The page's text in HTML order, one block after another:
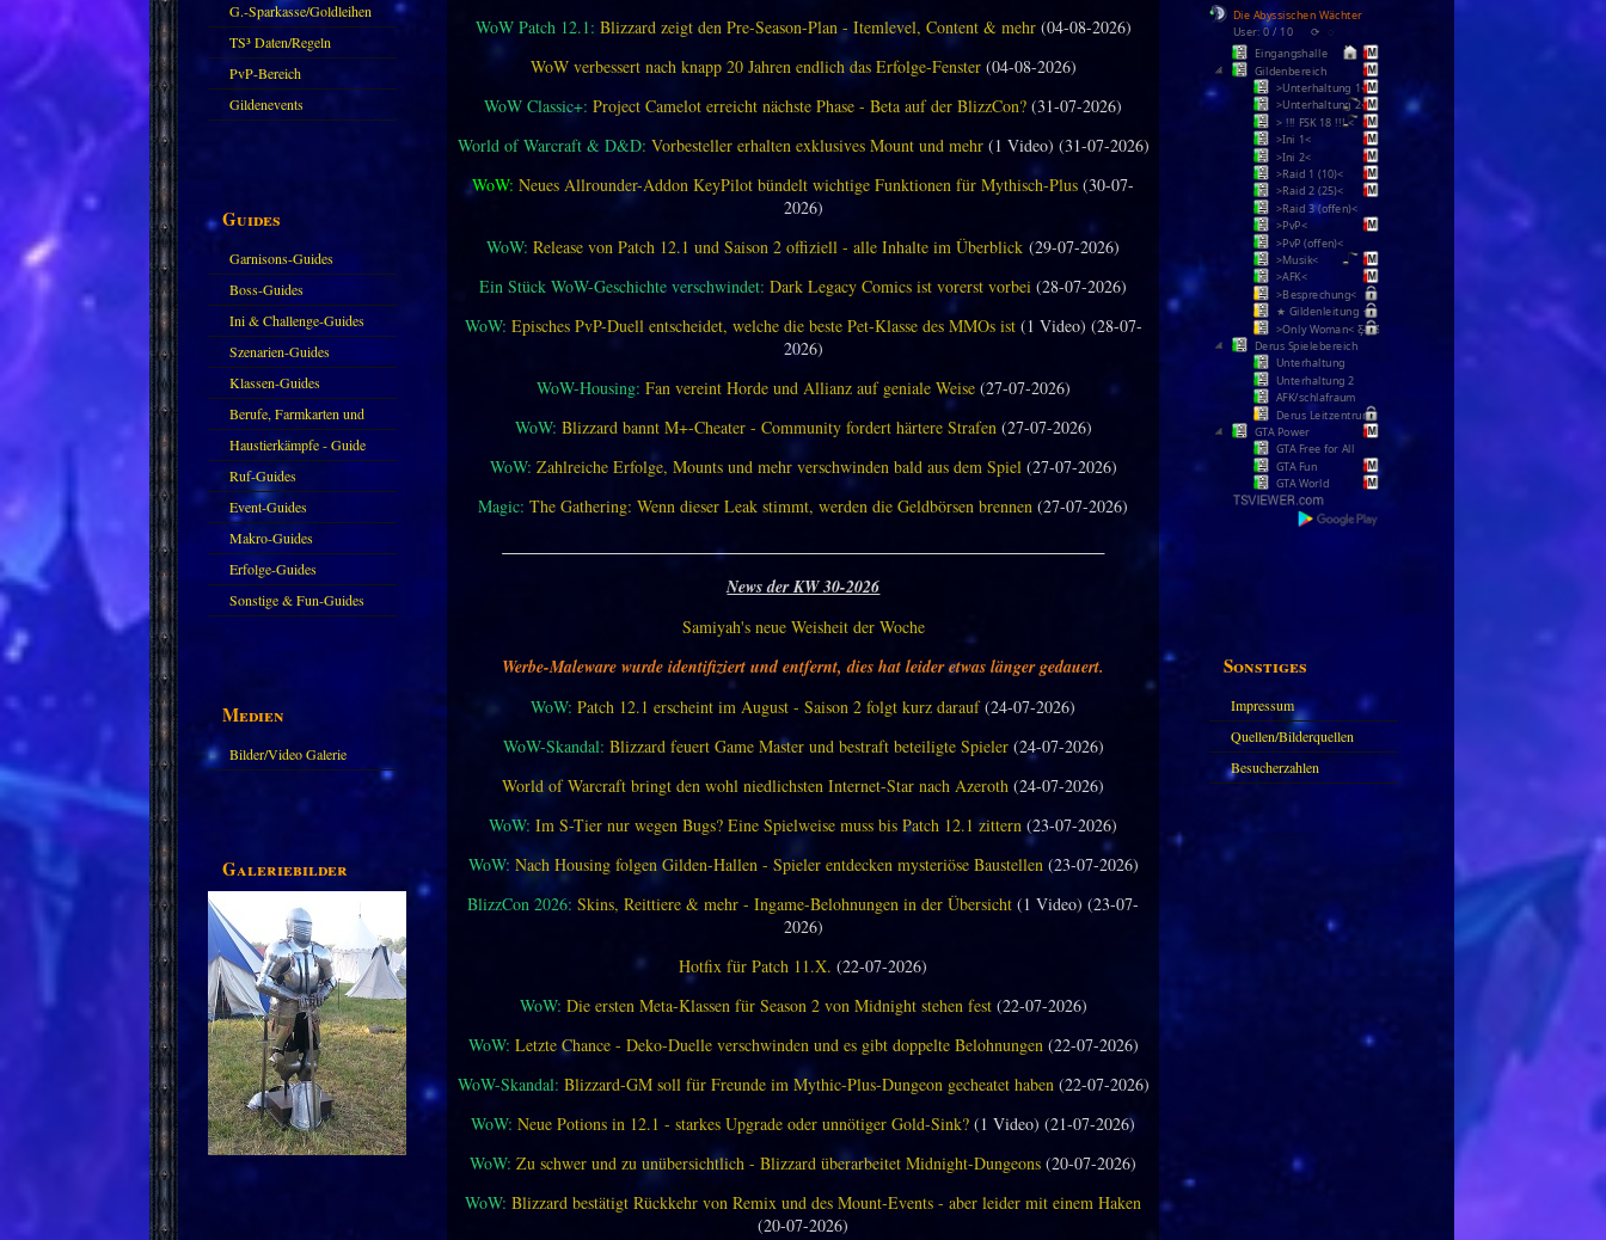
G.-Sparkasse/Goldleihen
TS³ Daten/Regeln
PvP-Bereich
Gildenevents
Guides
Garnisons-Guides
Boss-Guides
Ini & Challenge-Guides
Szenarien-Guides
Klassen-Guides
Berufe, Farmkarten und
Haustiere
Haustierkämpfe - Guide
Ruf-Guides
Event-Guides
Makro-Guides
Erfolge-Guides
Sonstige & Fun-Guides
Medien
Bilder/Video Galerie
Galeriebilder
Die Abyssischen Wächter
User: 0 / 10 ⟳
Eingangshalle
Gildenbereich
>Unterhaltung 1<
>Unterhaltung 2<
> !!! FSK 18 !!! <
>Ini 1<
>Ini 2<
>Raid 1 (10)<
>Raid 2 (25)<
>Raid 3 (offen)<
>PvP<
>PvP (offen)<
>Musik<
>AFK<
>Besprechung<
★ Gildenleitung ★
>Only Woman< Ƹ̵̡Ӝ̵̨̄Ʒ
Derus Spielebereich
Unterhaltung
Unterhaltung 2
AFK/schlafraum
Derus Leitzentrum
GTA Power
GTA Free for All
GTA Fun
GTA World
Sonstiges
Impressum
Quellen/Bilderquellen
Besucherzahlen
WoW Patch 12.1: Blizzard zeigt den Pre-Season-Plan - Itemlevel, Content & mehr(04-08-2026)
WoW verbessert nach knapp 20 Jahren endlich das Erfolge-Fenster(04-08-2026)
WoW Classic+: Project Camelot erreicht nächste Phase - Beta auf der BlizzCon? (31-07-2026)
World of Warcraft & D&D: Vorbesteller erhalten exklusives Mount und mehr(1 Video) (31-07-2026)
WoW: Neues Allrounder-Addon KeyPilot bündelt wichtige Funktionen für Mythisch-Plus (30-07-
2026)
WoW: Release von Patch 12.1 und Saison 2 offiziell - alle Inhalte im Überblick (29-07-2026)
Ein Stück WoW-Geschichte verschwindet: Dark Legacy Comics ist vorerst vorbei (28-07-2026)
WoW: Episches PvP-Duell entscheidet, welche die beste Pet-Klasse des MMOs ist(1 Video) (28-07-
2026)
WoW-Housing: Fan vereint Horde und Allianz auf geniale Weise(27-07-2026)
WoW: Blizzard bannt M+-Cheater - Community fordert härtere Strafen (27-07-2026)
WoW: Zahlreiche Erfolge, Mounts und mehr verschwinden bald aus dem Spiel (27-07-2026)
Magic: The Gathering: Wenn dieser Leak stimmt, werden die Geldbörsen brennen (27-07-2026)
________________________________________________________________________
News der KW 30-2026
Samiyah's neue Weisheit der Woche
Werbe-Maleware wurde identifiziert und entfernt, dies hat leider etwas länger gedauert.
WoW: Patch 12.1 erscheint im August - Saison 2 folgt kurz darauf(24-07-2026)
WoW-Skandal: Blizzard feuert Game Master und bestraft beteiligte Spieler(24-07-2026)
World of Warcraft bringt den wohl niedlichsten Internet-Star nach Azeroth (24-07-2026)
WoW: Im S-Tier nur wegen Bugs? Eine Spielweise muss bis Patch 12.1 zittern (23-07-2026)
WoW: Nach Housing folgen Gilden-Hallen - Spieler entdecken mysteriöse Baustellen (23-07-2026)
BlizzCon 2026: Skins, Reittiere & mehr - Ingame-Belohnungen in der Übersicht (1 Video) (23-07-
2026)
Hotfix für Patch 11.X. (22-07-2026)
WoW: Die ersten Meta-Klassen für Season 2 von Midnight stehen fest(22-07-2026)
WoW: Letzte Chance - Deko-Duelle verschwinden und es gibt doppelte Belohnungen (22-07-2026)
WoW-Skandal: Blizzard-GM soll für Freunde im Mythic-Plus-Dungeon gecheatet haben (22-07-2026)
WoW:Neue Potions in 12.1 - starkes Upgrade oder unnötiger Gold-Sink? (1 Video) (21-07-2026)
WoW: Zu schwer und zu unübersichtlich - Blizzard überarbeitet Midnight-Dungeons (20-07-2026)
WoW: Blizzard bestätigt Rückkehr von Remix und des Mount-Events - aber leider mit einem Haken
(20-07-2026)